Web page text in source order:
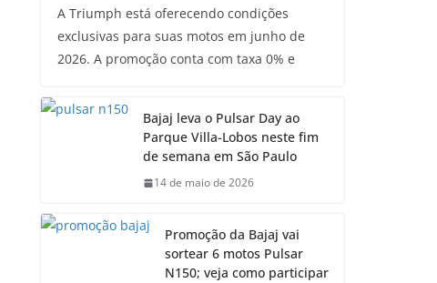
A Triumph está oferecendo condições
exclusivas para suas motos em junho de
2026. A promoção conta com taxa 0% e
Bajaj leva o Pulsar Day ao
Parque Villa-Lobos neste fim
de semana em São Paulo
14 de maio de 2026
Promoção da Bajaj vai
sortear 6 motos Pulsar
N150; veja como participar